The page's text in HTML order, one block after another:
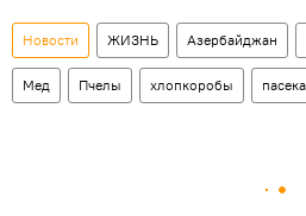
Новости ЖИЗНЬ Азербайджан
Мед Пчелы хлопкоробы пасека